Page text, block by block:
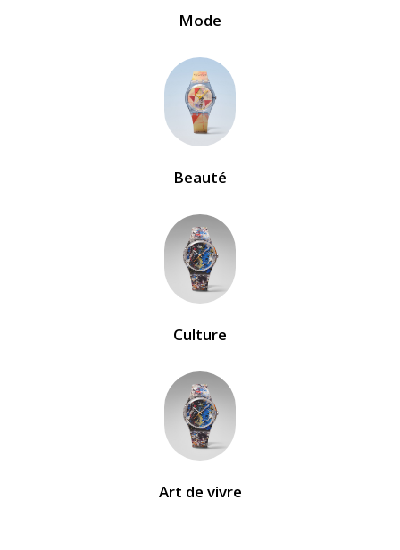
Mode
Beauté
Culture
Art de vivre